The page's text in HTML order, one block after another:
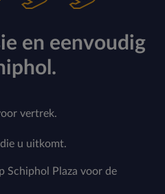
en eenvoudig
vertrek.
u uitkomt.
Schiphol Plaza voor de